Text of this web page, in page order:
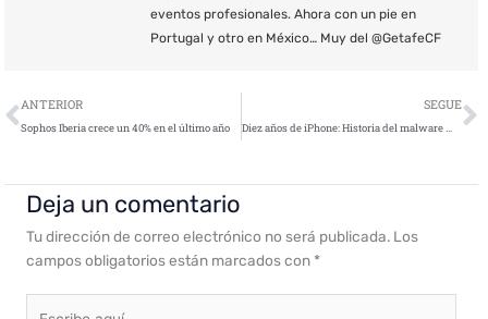
eventos profesionales. Ahora con un pie en
Portugal y otro en México… Muy del @GetafeCF
Ant
ANTERIOR
Sophos Iberia crece un 40% en el último año
SEGUE
Diez años de iPhone: Historia del malware mobile
Deja un comentario
Tu dirección de correo electrónico no será publicada. Los
campos obligatorios están marcados con *